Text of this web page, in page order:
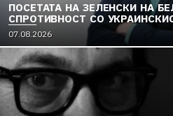
ПОСЕТАТА НА ЗЕЛЕНСКИ НА
СПРОТИВНОСТ СО
07.08.2026